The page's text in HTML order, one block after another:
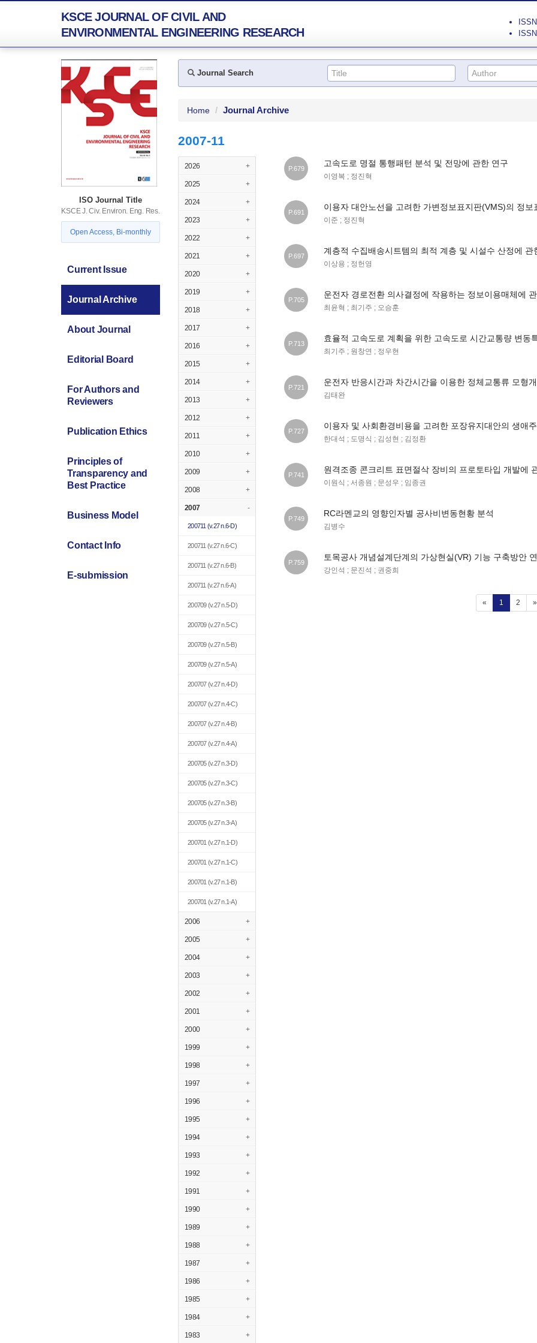
KSCE JOURNAL OF CIVIL AND
ENVIRONMENTAL ENGINEERING RESEARCH
ISO Journal Title
KSCE J. Civ. Environ. Eng. Res.
Open Access, Bi-monthly
Current Issue
Journal Archive
About Journal
Editorial Board
For Authors and
Reviewers
Publication Ethics
Principles of
Transparency and
Best Practice
Business Model
Contact Info
E-submission
Journal Search
Home Journal Archive
2007-11
2026 +
2025 +
2024 +
2023 +
2022 +
2021 +
2020 +
2019 +
2018 +
2017 +
2016 +
2015 +
2014 +
2013 +
2012 +
2011 +
2010 +
2009 +
2008 +
2007 -
200711 (v.27 n.6-D)
200711 (v.27 n.6-C)
200711 (v.27 n.6-B)
200711 (v.27 n.6-A)
200709(v.27 n.5-D)
200709(v.27 n.5-C)
200709(v.27 n.5-B)
200709(v.27 n.5-A)
200707(v.27 n.4-D)
200707(v.27 n.4-C)
200707(v.27 n.4-B)
200707(v.27 n.4-A)
200705(v.27 n.3-D)
200705(v.27 n.3-C)
200705(v.27 n.3-B)
200705(v.27 n.3-A)
200701 (v.27 n.1-D)
200701 (v.27 n.1-C)
200701 (v.27 n.1-B)
200701 (v.27 n.1-A)
2006 +
2005 +
2004 +
2003 +
2002 +
2001 +
2000 +
1999 +
1998 +
1997 +
1996 +
1995 +
1994 +
1993 +
1992 +
1991 +
1990 +
1989 +
1988 +
1987 +
1986 +
1985 +
1984 +
1983 +
P.679
고속도로 명절 통행패턴 분석 및 전망에 관한 연구
이영복 ; 정진혁
P.691
이용자 대안노선을 고려한 가변정보표지판(VMS)의 정보
이준 ; 정진혁
P.697
계층적 수집배송시트템의 최적 계층 및 시설수 산정에 관
이상용 ; 정헌영
P.705
운전자 경로전환 의사결정에 작용하는 정보이용매체에
최윤혁 ; 최기주 ; 오승훈
P.713
효율적 고속도로 계획을 위한 고속도로 시간교통량 변동
최기주 ; 원창연 ; 정우현
P.721
운전자 반응시간과 차간시간을 이용한 정체교통류 모형
김태완
P.727
이용자 및 사회환경비용을 고려한 포장유지대안의 생애
한대석 ; 도명식 ; 김성현 ; 김정환
P.741
원격조종 콘크리트 표면절삭 장비의 프로토타입 개발에
이원식 ; 서종원 ; 문성우 ; 임종권
P.749
RC라멘교의 영향인자별 공사비변동현황 분석
김병수
P.759
토목공사 개념설계단계의 가상현실(VR) 기능 구축방안
강인석 ; 문진석 ; 권중희
« 1 (current)
2 »